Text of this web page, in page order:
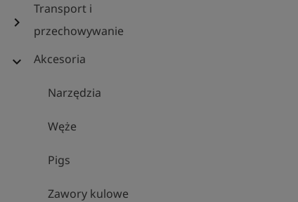
chevron_right
Transport i
przechowywanie
expand_more Akcesoria
Narzędzia
Węże
Pigs
Zawory kulowe